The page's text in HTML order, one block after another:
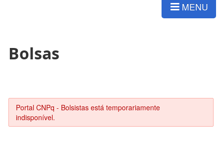
MENU
Bolsas
Portal CNPq - Bolsistas está temporariamente
indisponível.